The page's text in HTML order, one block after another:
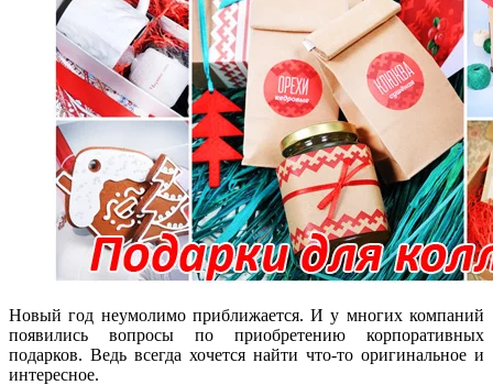
Новый год неумолимо приближается. И у многих компаний
появились вопросы по приобретению корпоративных
подарков. Ведь всегда хочется найти что-то оригинальное и
интересное.